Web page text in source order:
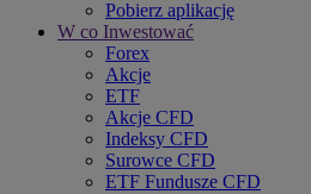
Pobierz aplikację
W co Inwestować
Forex
Akcje
ETF
Akcje CFD
Indeksy CFD
Surowce CFD
ETF Fundusze CFD